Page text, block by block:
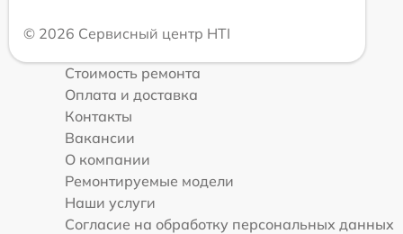
© 2026 Сервисный центр HTI
Стоимость ремонта
Оплата и доставка
Контакты
Вакансии
О компании
Ремонтируемые модели
Наши услуги
Согласие на обработку персональных данных